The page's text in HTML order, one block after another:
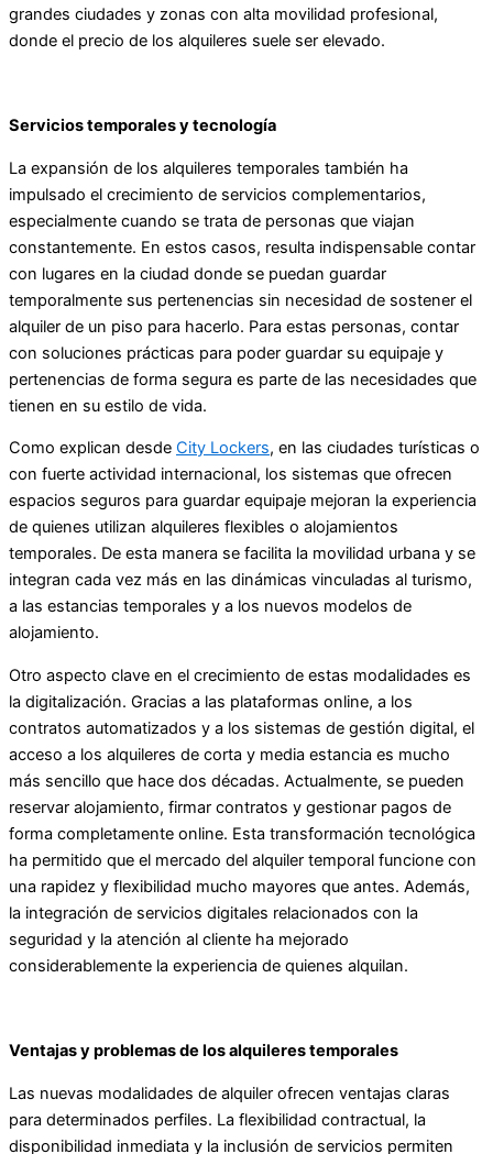
grandes ciudades y zonas con alta movilidad profesional,
donde el precio de los alquileres suele ser elevado.
Servicios temporales y tecnología
La expansión de los alquileres temporales también ha
impulsado el crecimiento de servicios complementarios,
especialmente cuando se trata de personas que viajan
constantemente. En estos casos, resulta indispensable contar
con lugares en la ciudad donde se puedan guardar
temporalmente sus pertenencias sin necesidad de sostener el
alquiler de un piso para hacerlo. Para estas personas, contar
con soluciones prácticas para poder guardar su equipaje y
pertenencias de forma segura es parte de las necesidades que
tienen en su estilo de vida.
Como explican desde City Lockers, en las ciudades turísticas o
con fuerte actividad internacional, los sistemas que ofrecen
espacios seguros para guardar equipaje mejoran la experiencia
de quienes utilizan alquileres flexibles o alojamientos
temporales. De esta manera se facilita la movilidad urbana y se
integran cada vez más en las dinámicas vinculadas al turismo,
a las estancias temporales y a los nuevos modelos de
alojamiento.
Otro aspecto clave en el crecimiento de estas modalidades es
la digitalización. Gracias a las plataformas online, a los
contratos automatizados y a los sistemas de gestión digital, el
acceso a los alquileres de corta y media estancia es mucho
más sencillo que hace dos décadas. Actualmente, se pueden
reservar alojamiento, firmar contratos y gestionar pagos de
forma completamente online. Esta transformación tecnológica
ha permitido que el mercado del alquiler temporal funcione con
una rapidez y flexibilidad mucho mayores que antes. Además,
la integración de servicios digitales relacionados con la
seguridad y la atención al cliente ha mejorado
considerablemente la experiencia de quienes alquilan.
Ventajas y problemas de los alquileres temporales
Las nuevas modalidades de alquiler ofrecen ventajas claras
para determinados perfiles. La flexibilidad contractual, la
disponibilidad inmediata y la inclusión de servicios permiten